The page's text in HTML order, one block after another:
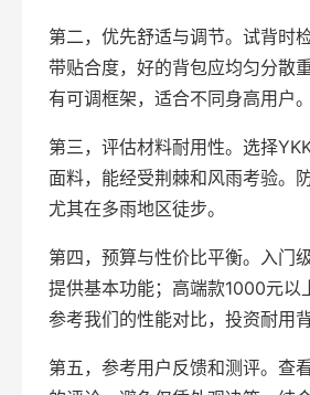
第二，优先舒适与调节。试背时
带贴合度，好的背包应均匀分散
有可调框架，适合不同身高用户。
第三，评估材料耐用性。选择
面料，能经受荆棘和风雨考验。
尤其在多雨地区徒步。
第四，预算与性价比平衡。入门
提供基本功能；高端款1000元以
参考我们的性能对比，投资耐用
第五，参考用户反馈和测评。查